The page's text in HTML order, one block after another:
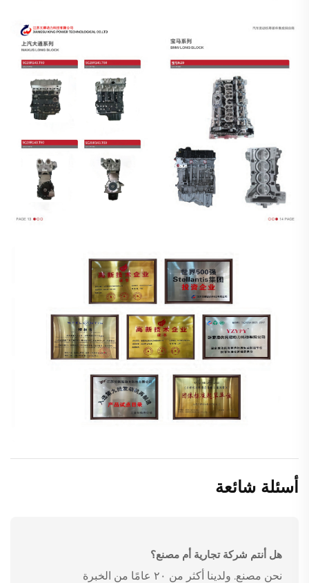
أسئلة شائعة
هل أنتم شركة تجارية أم مصنع؟
نحن مصنع. ولدينا أكثر من ٢٠ عامًا من الخبرة